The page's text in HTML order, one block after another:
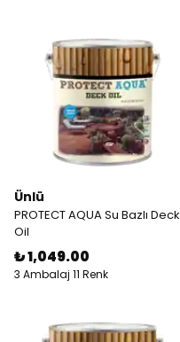
Ünlü
PROTECT AQUA Su Bazlı Deck
Oil
₺ 1,049.00
3 Ambalaj 11 Renk